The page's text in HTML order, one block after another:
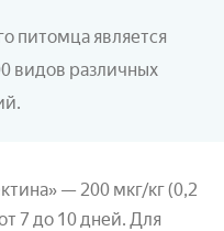
питомца является
видов различных
— 200 мкг/кг (0,2
7 до 10 дней. Для